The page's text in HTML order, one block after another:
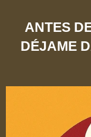
ANTES
DÉJAME